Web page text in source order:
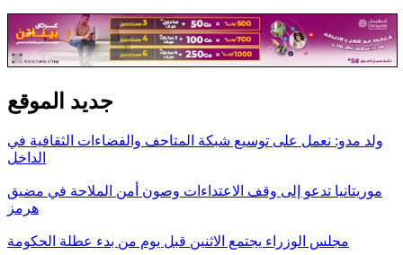
جديد الموقع
ولد مدو: نعمل على توسيع شبكة المتاحف والفضاءات الثقافية في
الداخل
موريتانيا تدعو إلى وقف الاعتداءات وصون أمن الملاحة في مضيق
هرمز
مجلس الوزراء يجتمع الاثنين قبل يوم من بدء عطلة الحكومة